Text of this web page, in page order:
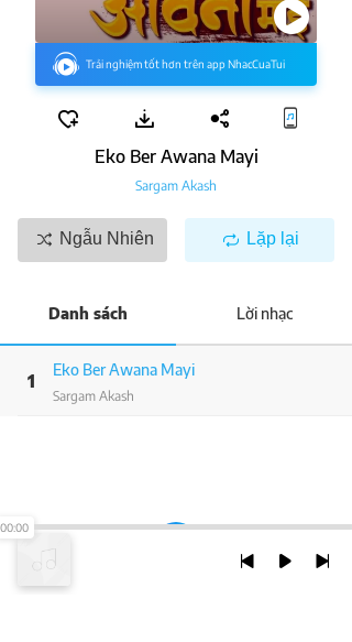
Trải nghiệm tốt hơn trên app NhacCuaTui
Eko Ber Awana Mayi
Sargam Akash
Ngẫu Nhiên Lặp lại
Danh sách Lời nhạc
1
Eko Ber Awana Mayi
Sargam Akash
00:00